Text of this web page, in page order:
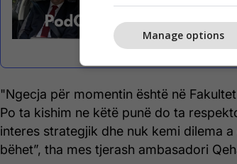
PodGo,
Kosovë -
dhe rrugën
"Ngecja për momentin është në
Po ta kishim ne këtë punë do ta
interes strategjik dhe nuk kemi dilema
bëhet”, tha mes tjerash ambasadori
Manage options